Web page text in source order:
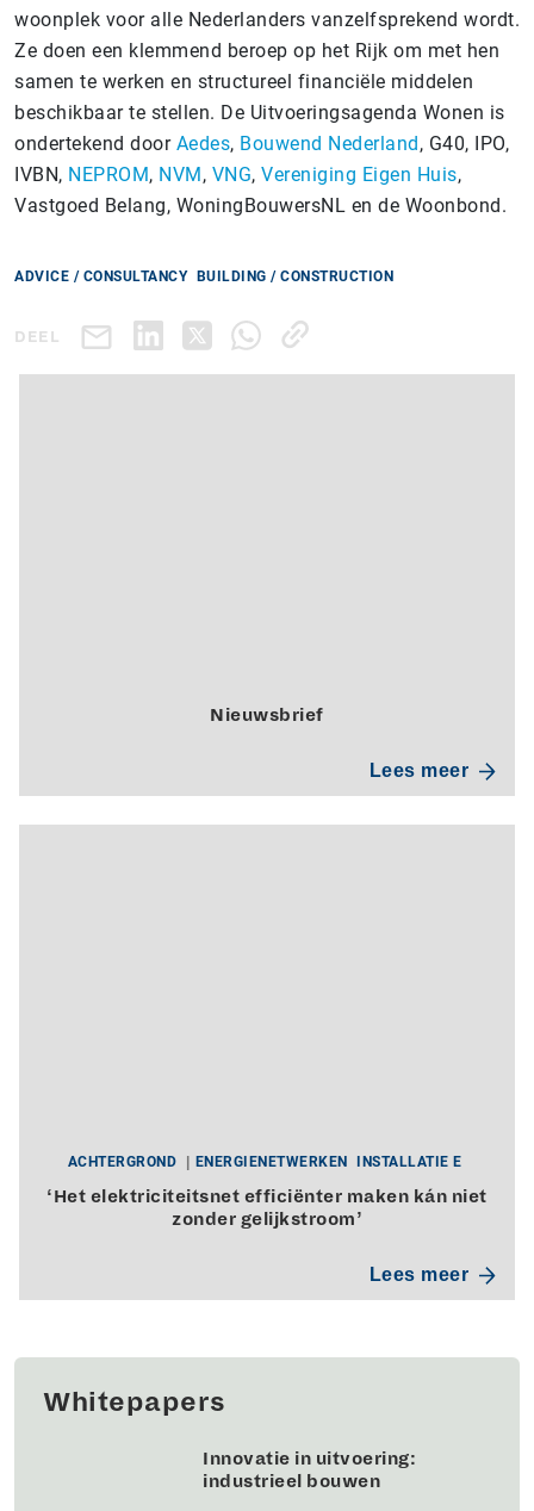
woonplek voor alle Nederlanders vanzelfsprekend wordt.
Ze doen een klemmend beroep op het Rijk om met hen
samen te werken en structureel financiële middelen
beschikbaar te​ stellen. De Uitvoeringsagenda Wonen is
ondertekend door Aedes, Bouwend Nederland, G40, IPO,
IVBN, NEPROM, NVM, VNG, Vereniging Eigen Huis,
Vastgoed Belang, WoningBouwersNL en de Woonbond.
ADVICE / CONSULTANCY BUILDING / CONSTRUCTION
DEEL
Nieuwsbrief
Lees meer
ACHTERGROND ENERGIENETWERKEN INSTALLATIE E
‘Het elektriciteitsnet efficiënter maken kán niet
zonder gelijkstroom’
Lees meer
Whitepapers
Innovatie in uitvoering:
industrieel bouwen